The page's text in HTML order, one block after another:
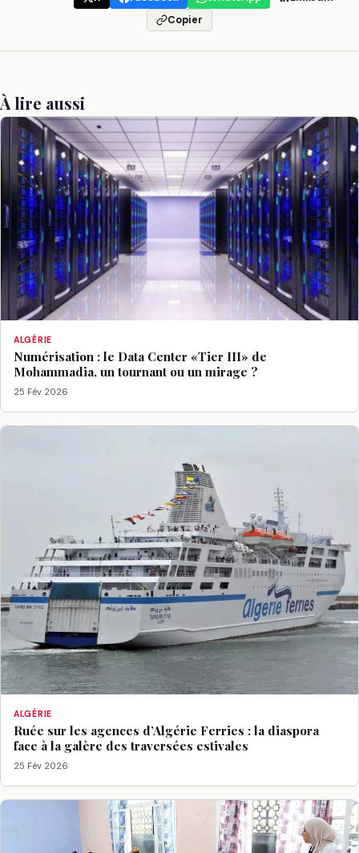
Copier
À lire aussi
ALGÉRIE
Numérisation : le Data Center «Tier III» de
Mohammadia, un tournant ou un mirage ?
25 Fév 2026
ALGÉRIE
Ruée sur les agences d’Algérie Ferries : la diaspora
face à la galère des traversées estivales
25 Fév 2026